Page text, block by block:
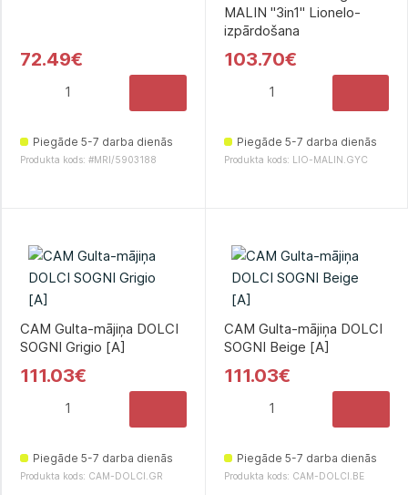
72.49€
Piegāde 5-7 darba dienās
Produkta kods: #MRI/5903188
MALIN "3in1" Lionelo-
izpārdošana
103.70€
Piegāde 5-7 darba dienās
Produkta kods: LIO-MALIN.GYC
CAM Gulta-mājiņa DOLCI
SOGNI Grigio [A]
111.03€
Piegāde 5-7 darba dienās
Produkta kods: CAM-DOLCI.GR
CAM Gulta-mājiņa DOLCI
SOGNI Beige [A]
111.03€
Piegāde 5-7 darba dienās
Produkta kods: CAM-DOLCI.BE